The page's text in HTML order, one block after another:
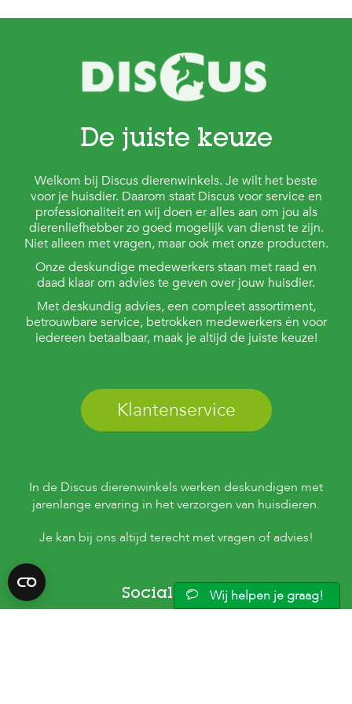
e
De juiste keuze
Welkom bij Discus dierenwinkels. Je wilt het beste
voor je huisdier. Daarom staat Discus voor service en
professionaliteit en wij doen er alles aan om jou als
dierenliefhebber zo goed mogelijk van dienst te zijn.
Niet alleen met vragen, maar ook met onze producten.
Onze deskundige medewerkers staan met raad en
daad klaar om advies te geven over jouw huisdier.
Met deskundig advies, een compleet assortiment,
betrouwbare service, betrokken medewerkers én voor
iedereen betaalbaar, maak je altijd de juiste keuze!
Klantenservice
In de Discus dierenwinkels werken deskundigen met
jarenlange ervaring in het verzorgen van huisdieren.
Je kan bij ons altijd terecht met vragen of advies!
Social MediaWij helpen je graag!